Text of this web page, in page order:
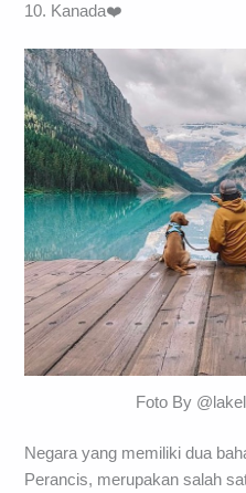
10. Kanada❤️
Foto By
Negara yang memiliki dua
Perancis, merupakan salah